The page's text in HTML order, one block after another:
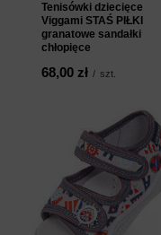
Tenisówki dziecięce
Viggami STAŚ PIŁKI
granatowe sandałki
chłopięce
68,00 zł / szt.